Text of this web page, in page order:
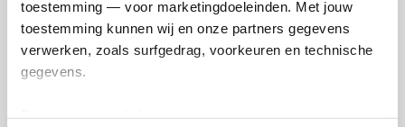
toestemming — voor marketingdoeleinden. Met jouw
toestemming kunnen wij en onze partners gegevens
verwerken, zoals surfgedrag, voorkeuren en technische
gegevens.